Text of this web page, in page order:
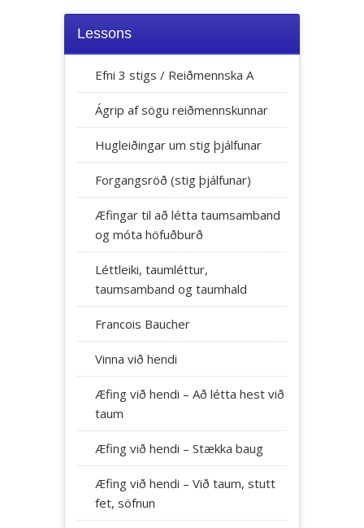
Lessons
Efni 3 stigs / Reiðmennska A
Ágrip af sögu reiðmennskunnar
Hugleiðingar um stig þjálfunar
Forgangsröð (stig þjálfunar)
Æfingar til að létta taumsamband
og móta höfuðburð
Léttleiki, taumléttur,
taumsamband og taumhald
Francois Baucher
Vinna við hendi
Æfing við hendi – Að létta hest við
taum
Æfing við hendi – Stækka baug
Æfing við hendi – Við taum, stutt
fet, söfnun